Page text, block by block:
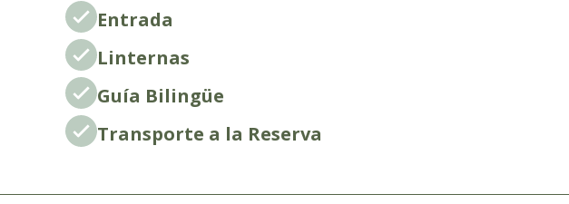
Entrada
Linternas
Guía Bilingüe
Transporte a la Reserva